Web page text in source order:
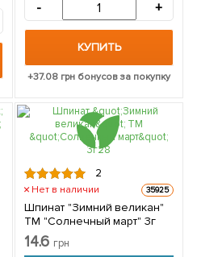
- +
КУПИТЬ
+37.08грн бонусов за покупку
2
Нет в наличии 35925
Шпинат "Зимний великан"
ТМ "Солнечный март" 3г
14.6 грн